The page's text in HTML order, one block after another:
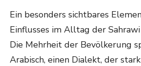
Ein besonders sichtbares
Einflusses im Alltag der
Die Mehrheit der Bevölkerung
Arabisch, einen Dialekt, der